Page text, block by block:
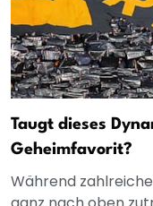
Taugt dieses
Geheimfavorit?
Während